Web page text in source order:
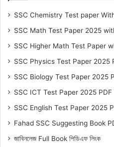
SSC Chemistry Test paper
SSC Math Test Paper 2025
SSC Higher Math Test Paper
SSC Physics Test Paper 2025
SSC Biology Test Paper 2025
SSC ICT Test Paper 2025
SSC English Test Paper 2025
Fahad SSC Suggesting Book
জাবিনলেজ Full Book পিডিএফ লিংক